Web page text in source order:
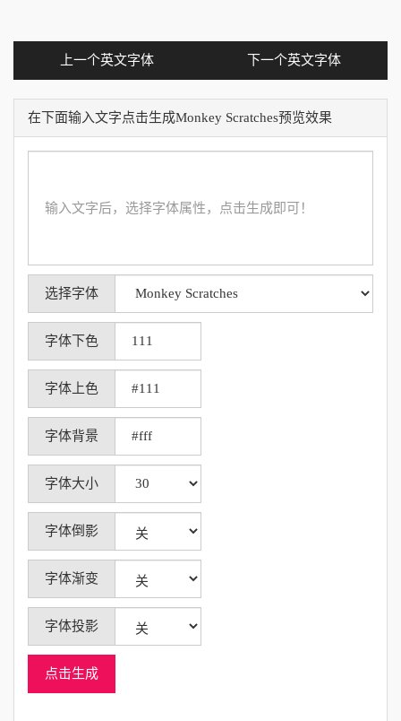
上一个英文字体 下一个英文字体
在下面输入文字点击生成Monkey Scratches预览效果
选择字体
字体下色
字体上色
字体背景
字体大小
字体倒影
字体渐变
字体投影
点击生成